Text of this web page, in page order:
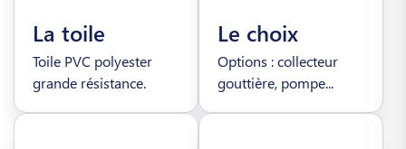
La toile
Toile PVC polyester
grande résistance.
Le choix
Options : collecteur
gouttière, pompe...